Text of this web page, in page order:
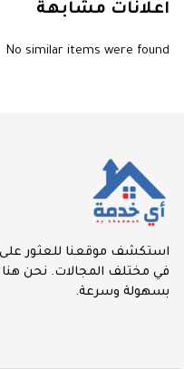
اعلانات مشابهة
No similar items were found
استكشف موقعنا للعثور
في مختلف المجالات. نحن هنا
بسهولة وسرعة.